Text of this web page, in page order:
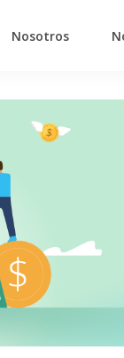
Nosotros